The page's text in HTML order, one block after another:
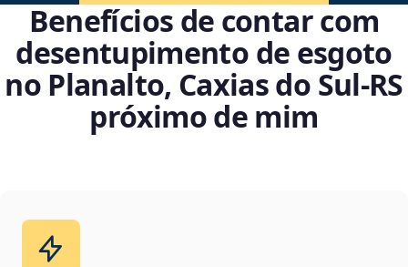
Benefícios de contar com
desentupimento de esgoto
no Planalto, Caxias do Sul‑RS
próximo de mim